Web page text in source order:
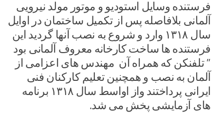
فرستنده وسایل استودیو و موتور مولد نیرویی
آلمانی بلافاصله پس از تکمیل ساختمان در اوایل
سال ۱۳۱۸ وارد و شروع به نصب آنها گردید این
فرستنده ها ساخت کارخانه معروف آلمانی بود
” تلفنکن که همراه آن مهندس های اعزامی از
آلمان به نصب و همچنین تعلیم کارکنان فنی
ایرانی پرداختند واز اواسط سال ۱۳۱۸ برنامه
های آزمایشی پخش می شد.